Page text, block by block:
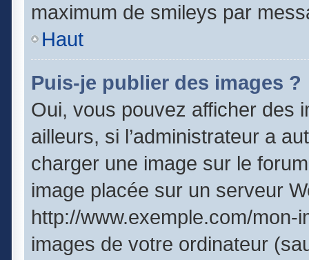
maximum de smileys par
Haut
Puis-je publier des images ?
Oui, vous pouvez afficher des
ailleurs, si l’administrateur a
charger une image sur le
image placée sur un serveur
http://www.exemple.com/
images de votre ordinateur